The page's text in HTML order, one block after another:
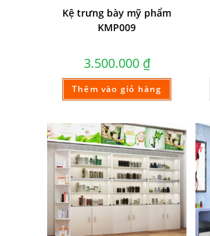
Kệ trưng bày mỹ phẩm
KMP009
3.500.000 ₫
Thêm vào giỏ hàng